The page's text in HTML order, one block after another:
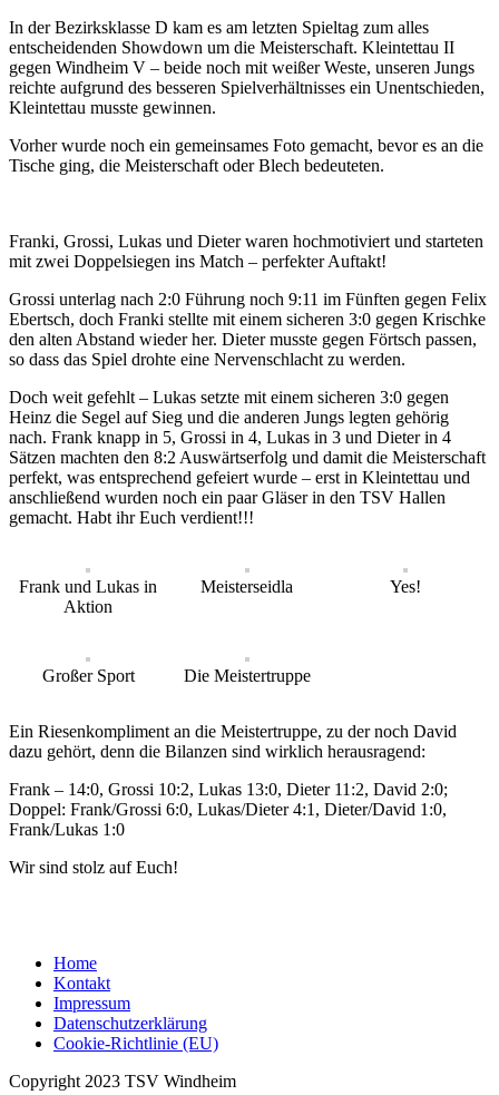
In der Bezirksklasse D kam es am letzten Spieltag zum alles
entscheidenden Showdown um die Meisterschaft. Kleintettau II
gegen Windheim V – beide noch mit weißer Weste, unseren Jungs
reichte aufgrund des besseren Spielverhältnisses ein Unentschieden,
Kleintettau musste gewinnen.
Vorher wurde noch ein gemeinsames Foto gemacht, bevor es an die
Tische ging, die Meisterschaft oder Blech bedeuteten.
Franki, Grossi, Lukas und Dieter waren hochmotiviert und starteten
mit zwei Doppelsiegen ins Match – perfekter Auftakt!
Grossi unterlag nach 2:0 Führung noch 9:11 im Fünften gegen Felix
Ebertsch, doch Franki stellte mit einem sicheren 3:0 gegen Krischke
den alten Abstand wieder her. Dieter musste gegen Förtsch passen,
so dass das Spiel drohte eine Nervenschlacht zu werden.
Doch weit gefehlt – Lukas setzte mit einem sicheren 3:0 gegen
Heinz die Segel auf Sieg und die anderen Jungs legten gehörig
nach. Frank knapp in 5, Grossi in 4, Lukas in 3 und Dieter in 4
Sätzen machten den 8:2 Auswärtserfolg und damit die Meisterschaft
perfekt, was entsprechend gefeiert wurde – erst in Kleintettau und
anschließend wurden noch ein paar Gläser in den TSV Hallen
gemacht. Habt ihr Euch verdient!!!
Frank und Lukas in
Aktion
Meisterseidla Yes!
Großer Sport Die Meistertruppe
Ein Riesenkompliment an die Meistertruppe, zu der noch David
dazu gehört, denn die Bilanzen sind wirklich herausragend:
Frank – 14:0, Grossi 10:2, Lukas 13:0, Dieter 11:2, David 2:0;
Doppel: Frank/Grossi 6:0, Lukas/Dieter 4:1, Dieter/David 1:0,
Frank/Lukas 1:0
Wir sind stolz auf Euch!
Home
Kontakt
Impressum
Datenschutzerklärung
Cookie-Richtlinie (EU)
Copyright 2023 TSV Windheim